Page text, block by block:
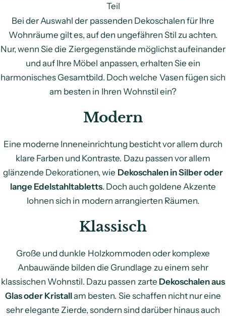
Teil
Bei der Auswahl der passenden Dekoschalen für Ihre
Wohnräume gilt es, auf den ungefähren Stil zu achten.
Nur, wenn Sie die Ziergegenstände möglichst aufeinander
und auf Ihre Möbel anpassen, erhalten Sie ein
harmonisches Gesamtbild. Doch welche Vasen fügen sich
am besten in Ihren Wohnstil ein?
Modern
Eine moderne Inneneinrichtung besticht vor allem durch
klare Farben und Kontraste. Dazu passen vor allem
glänzende Dekorationen, wie Dekoschalen in Silber oder
lange Edelstahltabletts. Doch auch goldene Akzente
lohnen sich in modern arrangierten Räumen.
Klassisch
Große und dunkle Holzkommoden oder komplexe
Anbauwände bilden die Grundlage zu einem sehr
klassischen Wohnstil. Dazu passen zarte Dekoschalen aus
Glas oder Kristallam besten. Sie schaffen nicht nur eine
sehr elegante Zierde, sondern sind darüber hinaus auch